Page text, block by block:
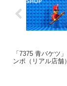
「7375 青バケツ
ンポ（リアル店舗）